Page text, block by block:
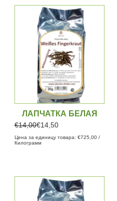
ЛАПЧАТКА БЕЛАЯ
€14,00€14,50
Цена за единицу товара: €725,00 /
Килограмм